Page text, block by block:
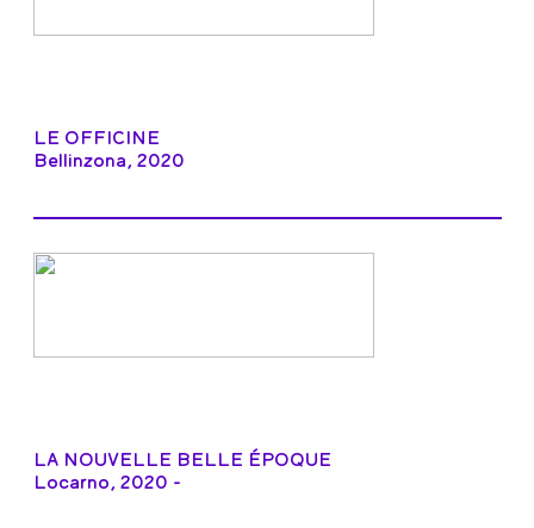
LE OFFICINE
Bellinzona, 2020
LA NOUVELLE BELLE ÉPOQUE
Locarno, 2020 -